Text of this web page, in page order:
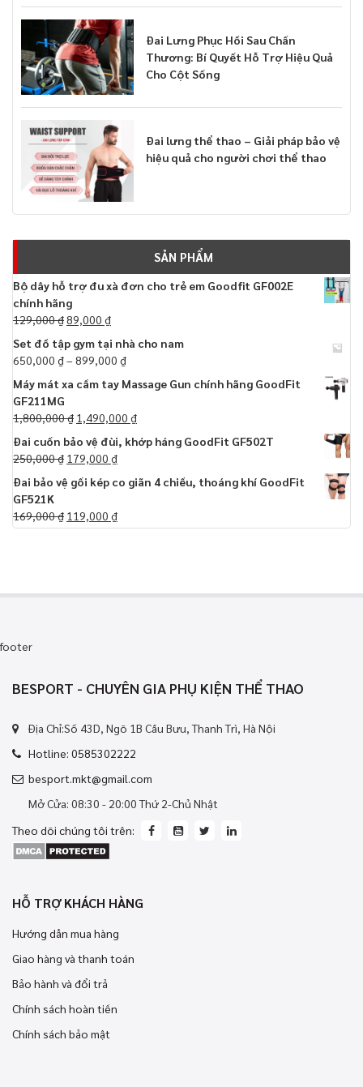
Đai Lưng Phục Hồi Sau Chấn
Thương: Bí Quyết Hỗ Trợ Hiệu Quả
Cho Cột Sống
Đai lưng thể thao – Giải pháp bảo vệ
hiệu quả cho người chơi thể thao
SẢN PHẨM
Bộ dây hỗ trợ đu xà đơn cho trẻ em Goodfit GF002E
chính hãng
129,000₫89,000 ₫
Set đồ tập gym tại nhà cho nam
650,000 ₫– 899,000 ₫
Máy mát xa cầm tay Massage Gun chính hãng GoodFit
GF211MG
1,800,000₫ 1,490,000 ₫
Đai cuốn bảo vệ đùi, khớp háng GoodFit GF502T
250,000₫ 179,000 ₫
Đai bảo vệ gối kép co giãn 4 chiều, thoáng khí GoodFit
GF521K
169,000₫ 119,000 ₫
footer
BESPORT - CHUYÊN GIA PHỤ KIỆN THỂ THAO
Địa Chỉ:Số 43D, Ngõ 1B Cầu Bưu, Thanh Trì, Hà Nội
Hotline: 0585302222
besport.mkt@gmail.com
Mở Cửa: 08:30 - 20:00 Thứ 2-Chủ Nhật
Theo dõi chúng tôi trên:
HỖ TRỢ KHÁCH HÀNG
Hướng dẫn mua hàng
Giao hàng và thanh toán
Bảo hành và đổi trả
Chính sách hoàn tiền
Chính sách bảo mật